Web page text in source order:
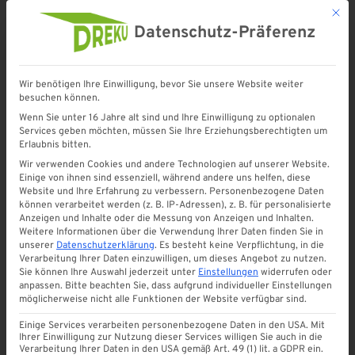
Carport bauen: Tipps und
Hilfestellung zur
Umsetzung
Ein Carport zu bauen kann ein schwieriges Projekt
werden und geht weit über die bloße Funktionalität
eines Unterstands für Ihr Fahrzeug hinaus. Es ist
eine Erweiterung Ihres Zuhauses, die nicht nur
Mit
Datenschutz-Präferenz
Wir benötigen Ihre Einwilligung, bevor Sie unsere Website weiter
besuchen können.
Wenn Sie unter 16 Jahre alt sind und Ihre Einwilligung zu optionalen
Services geben möchten, müssen Sie Ihre Erziehungsberechtigten um
Erlaubnis bitten.
Wir verwenden Cookies und andere Technologien auf unserer Website.
Einige von ihnen sind essenziell, während andere uns helfen, diese
Website und Ihre Erfahrung zu verbessern. Personenbezogene Daten
können verarbeitet werden (z. B. IP-Adressen), z. B. für personalisierte
Anzeigen und Inhalte oder die Messung von Anzeigen und Inhalten.
Weitere Informationen über die Verwendung Ihrer Daten finden Sie in
unserer Datenschutzerklärung. Es besteht keine Verpflichtung, in die
Verarbeitung Ihrer Daten einzuwilligen, um dieses Angebot zu nutzen.
Sie können Ihre Auswahl jederzeit unter Einstellungen widerrufen oder
anpassen. Bitte beachten Sie, dass aufgrund individueller Einstellungen
möglicherweise nicht alle Funktionen der Website verfügbar sind.
Einige Services verarbeiten personenbezogene Daten in den USA. Mit
Ihrer Einwilligung zur Nutzung dieser Services willigen Sie auch in die
Verarbeitung Ihrer Daten in den USA gemäß Art. 49 (1) lit. a GDPR ein.